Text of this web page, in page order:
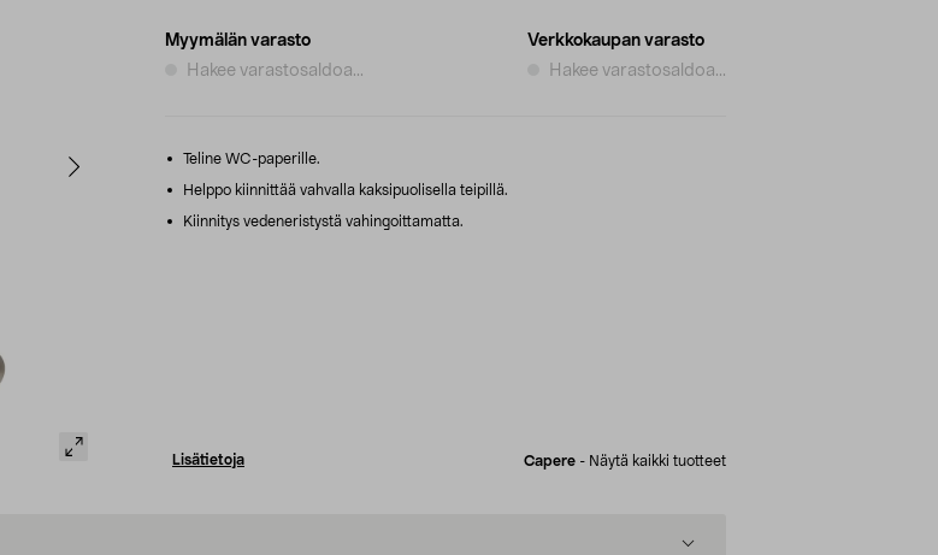
Myymälän varasto
Hakee varastosaldoa...
Verkkokaupan varasto
Hakee varastosaldoa...
Teline WC-paperille.
Helppo kiinnittää vahvalla kaksipuolisella teipillä.
Kiinnitys vedeneristystä vahingoittamatta.
Lisätietoja Capere - Näytä kaikki tuotteet